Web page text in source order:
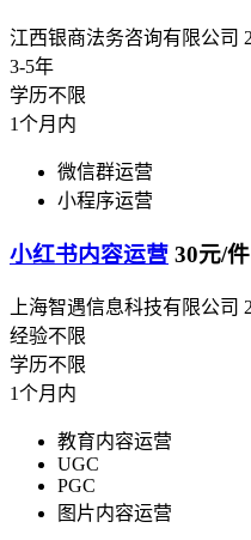
江西银商法务咨询有限公司
3-5年
学历不限
1个月内
微信群运营
小程序运营
小红书内容运营 30元/件
上海智遇信息科技有限公司
经验不限
学历不限
1个月内
教育内容运营
UGC
PGC
图片内容运营